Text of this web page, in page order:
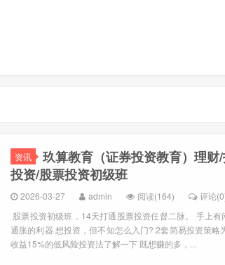
资讯
玖算教育（证券投资教育）理
投资/股票投资初级班
2026-03-27 admin 阅读(164)
评论
股票投资初级班，14天打通股票投资任督二脉。 手上
通胀的利器 想投资，但不知怎么入门? 2套简易投资策
收益15%的低风险投资法了解一下 既想赚的多，...